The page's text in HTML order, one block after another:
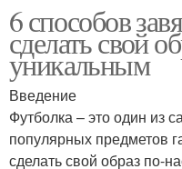
6 способов
сделать свой
уникальным
Введение
Футболка – это один из
популярных предметов
сделать свой образ по-